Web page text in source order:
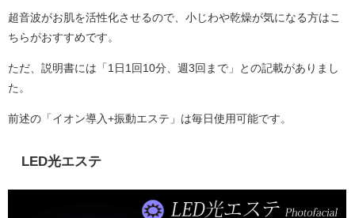
超音波がお肌を活性化させるので、小じわや乾燥が気になる方はこ
ちらがおすすめです。
ただ、説明書には「1日1回10分、週3回まで」との記載がありまし
た。
前述の「イオン導入+振動エステ」は毎日使用可能です。
LED光エステ